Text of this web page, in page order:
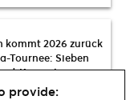
kommt 2026 zurück
Tournee: Sieben
Konzerte im
provide: